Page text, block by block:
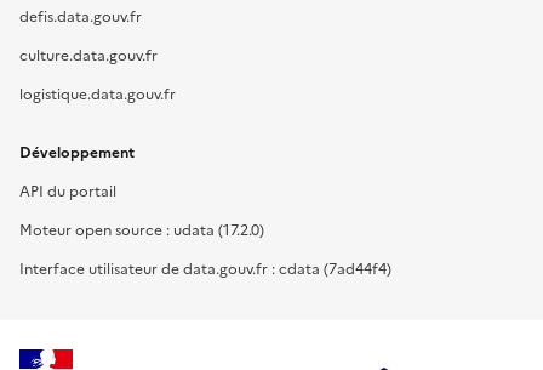
defis.data.gouv.fr
culture.data.gouv.fr
logistique.data.gouv.fr
Développement
API du portail
Moteur open source : udata (17.2.0)
Interface utilisateur de data.gouv.fr : cdata (7ad44f4)